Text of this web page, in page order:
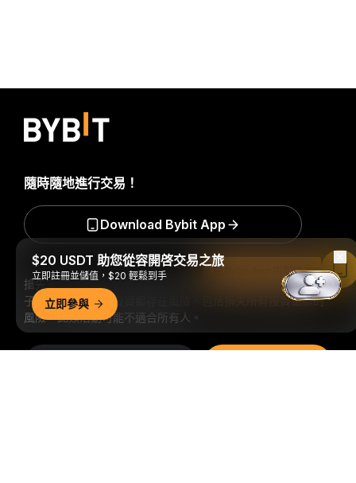
搶先掌握加密貨幣世界的關鍵洞察與分析：立即訂閱我們的電
子報。全部形式的投資都存在風險，包括損失所有投資金額的
風險。此類活動可能不適合所有人。
隨時隨地進行交易！
Download Bybit App
$20 USDT 助您從容開啓交易之旅
立即註冊並儲值，$20 輕鬆到手
立即參與
在 Bybit App 中閱讀